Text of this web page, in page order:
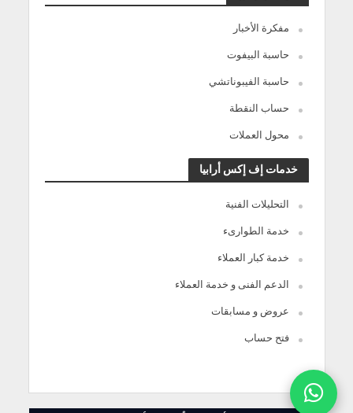
مفكرة الأخبار
حاسبة البيفوت
حاسبة الفيبوناتشي
حساب النقطة
محول العملات
خدمات إف إكس أرابيا
التحليلات الفنية
خدمة الطوارىء
خدمة كبار العملاء
الدعم الفنى و خدمة العملاء
عروض و مسابقات
فتح حساب